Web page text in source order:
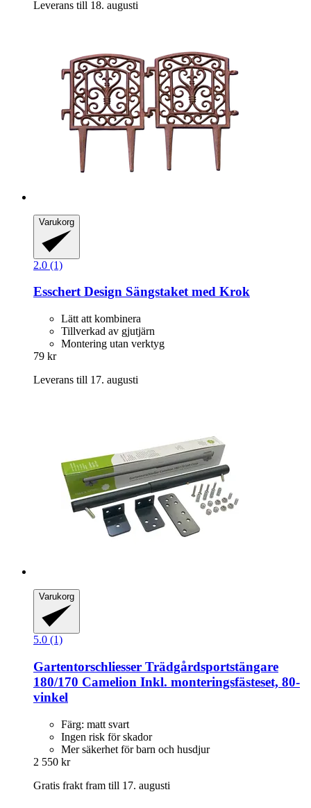
Leverans till 18. augusti
Varukorg
2.0 (1)
Esschert Design Sängstaket med Krok
Lätt att kombinera
Tillverkad av gjutjärn
Montering utan verktyg
79 kr
Leverans till 17. augusti
Varukorg
5.0 (1)
Gartentorschliesser Trädgårdsportstängare
180/170 Camelion Inkl. monteringsfästeset, 80-​
vinkel
Färg: matt svart
Ingen risk för skador
Mer säkerhet för barn och husdjur
2 550 kr
Gratis frakt fram till 17. augusti